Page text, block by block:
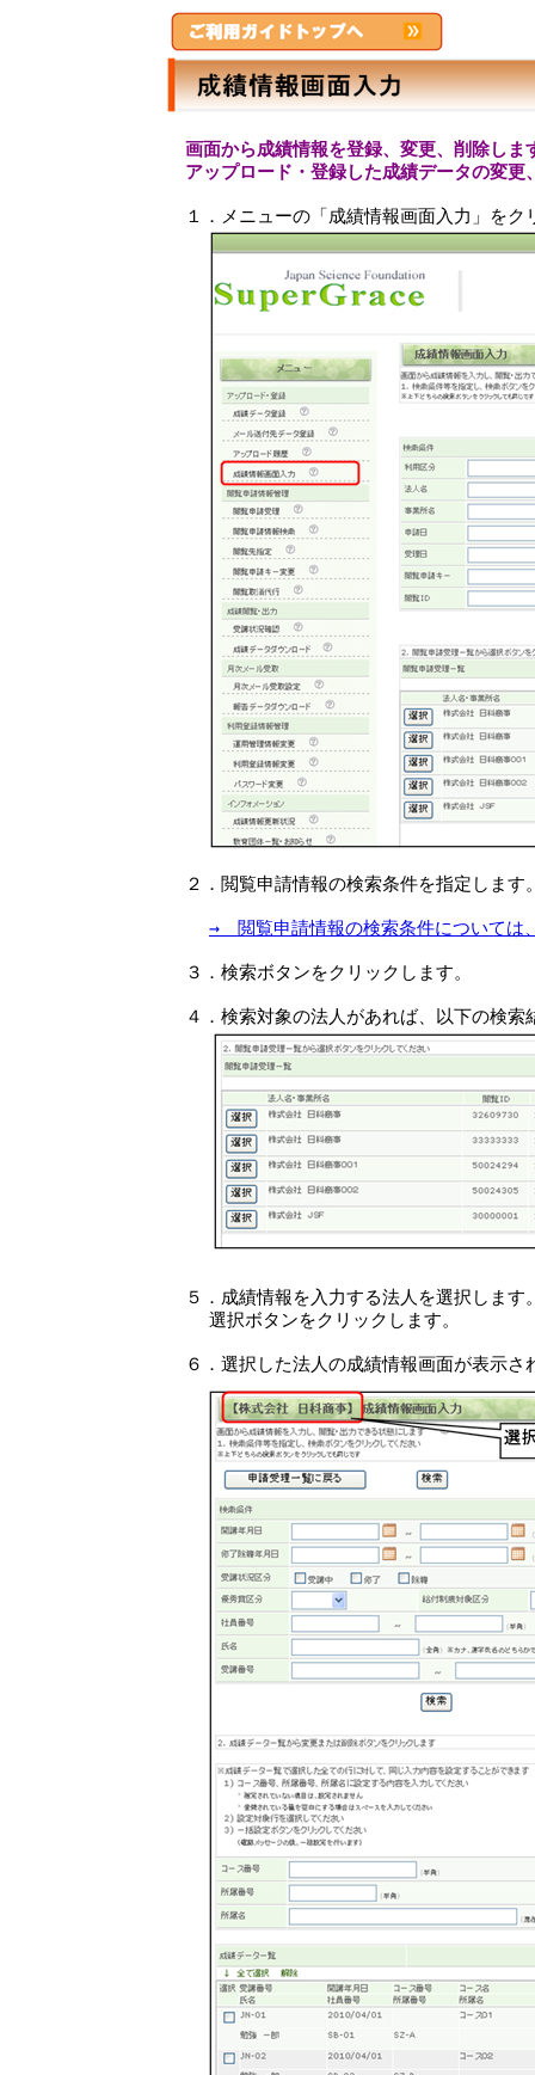
画面から成績情報を登録、変更、削除しま
アップロード・登録した成績データの変
１．メニューの「成績情報画面入力」をク
２．閲覧申請情報の検索条件を指定します
→ 閲覧申請情報の検索条件については
３．検索ボタンをクリックします。
４．検索対象の法人があれば、以下の検
５．成績情報を入力する法人を選択します
選択ボタンをクリックします。
６．選択した法人の成績情報画面が表示さ